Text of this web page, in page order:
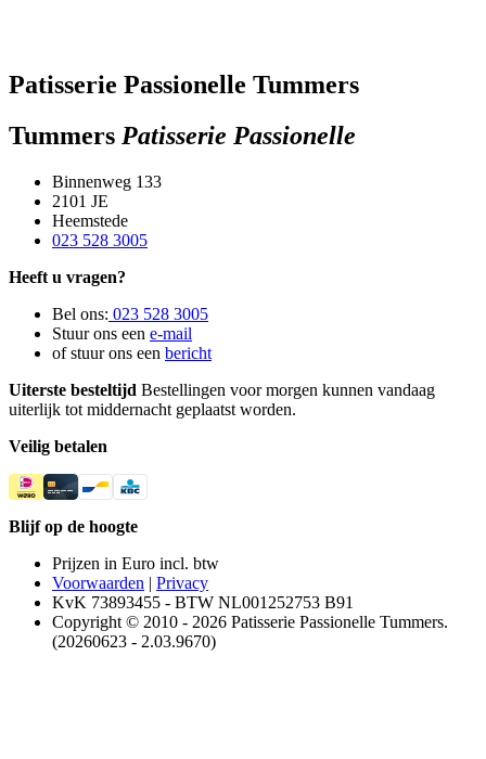
Patisserie Passionelle Tummers
Tummers Patisserie Passionelle
Binnenweg 133
2101 JE
Heemstede
023 528 3005
Heeft u vragen?
Bel ons: 023 528 3005
Stuur ons een e-mail
of stuur ons een bericht
Uiterste besteltijd Bestellingen voor morgen kunnen vandaag
uiterlijk tot middernacht geplaatst worden.
Veilig betalen
Blijf op de hoogte
Prijzen in Euro incl. btw
Voorwaarden | Privacy
KvK 73893455 - BTW NL001252753 B91
Copyright © 2010 - 2026 Patisserie Passionelle Tummers.
(20260623 - 2.03.9670)